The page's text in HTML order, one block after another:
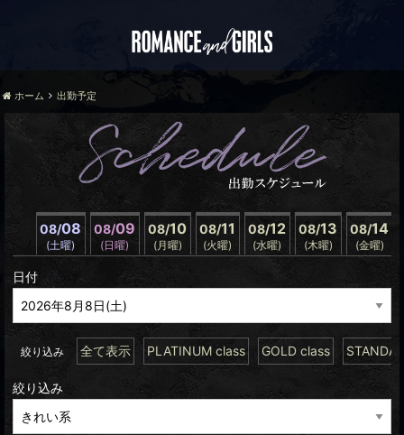
ホーム 出勤予定
08/08
(土曜)
08/09
(日曜)
08/10
(月曜)
08/11
(火曜)
08/12
(水曜)
08/13
(木曜)
08/14
(金曜)
日付
絞り込み 全て表示 PLATINUM class GOLD class
絞り込み